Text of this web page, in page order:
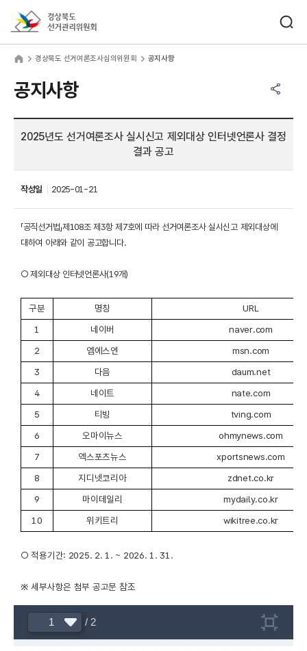
경상북도 선거여론조사심의위원회 공지사항
공지사항
2025년도 선거여론조사 실시신고 제외대상 인터넷언론사 결정
결과 공고
작성일 2025-01-21
「공직선거법」제108조 제3항 제7호에 따라 선거여론조사 실시신고 제외대상에
대하여 아래와 같이 공고합니다.
○ 제외대상 인터넷언론사(19개)
구분 명칭
URL
1
네이버
naver.com
2
엠에스엔
msn.com
3
다음
daum.net
4
네이트
nate.com
5
티빙
tving.com
6
오마이뉴스
ohmynews.com
7
엑스포츠뉴스
xportsnews.com
8
지디넷코리아
zdnet.co.kr
9
마이데일리
mydaily.co.kr
10
위키트리 wikitree.co.kr
○ 적용기간: 2025. 2. 1. ~ 2026. 1. 31.
※ 세부사항은 첨부 공고문 참조